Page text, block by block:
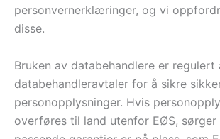
personvernerklæringer, og vi
disse.
Bruken av databehandlere er regulert
databehandleravtaler for å sikre
personopplysninger. Hvis
overføres til land utenfor EØS,